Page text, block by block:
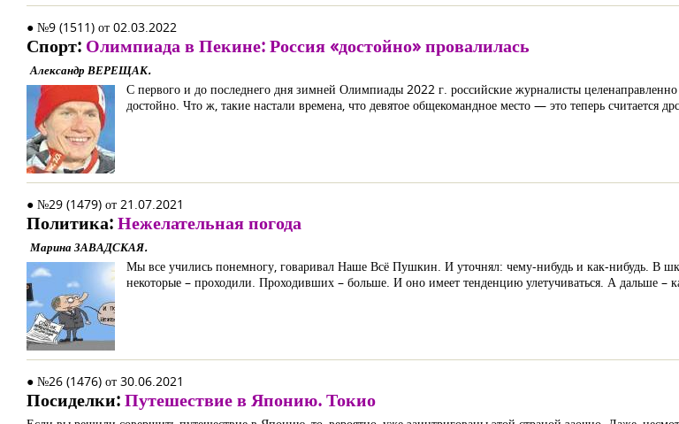
● №9 (1511) от 02.03.2022
Спорт: Олимпиада в Пекине: Россия «достойно» провалилась
Александр ВЕРЕЩАК.
С первого и до последнего дня зимней Олимпиады 2022 г. российские журналисты
достойно. Что ж, такие настали времена, что девятое общекомандное место — это теперь считается
● №29 (1479) от 21.07.2021
Политика:Нежелательная погода
Марина ЗАВАДСКАЯ.
Мы все учились понемногу, говаривал Наше Всё Пушкин. И уточнял: чему-нибудь и как-нибудь. В
некоторые – проходили. Проходивших – больше. И оно имеет тенденцию улетучиваться. А дальше –
● №26 (1476) от 30.06.2021
Посиделки:Путешествие в Японию. Токио